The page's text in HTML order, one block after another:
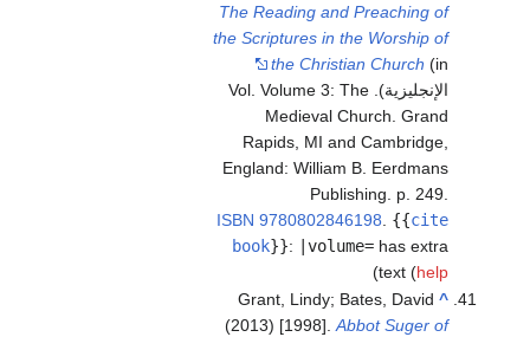
The Reading and Preaching of
the Scriptures in the Worship of
the Christian Church (in
الإنجليزية). Vol. Volume 3: The
Medieval Church. Grand
Rapids, MI and Cambridge,
England: William B. Eerdmans
Publishing. p. 249.
ISBN 9780802846198 {{cite
book}}: |volume= has extra
text (help
)
^
Grant, Lindy; Bates, David
(2013) [1998].Abbot Suger of